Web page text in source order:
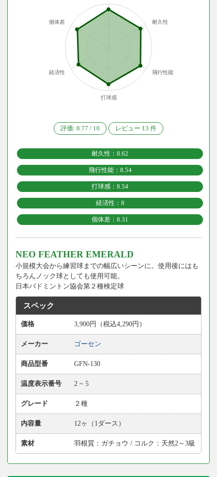
耐久性
飛行性能
打球感
経済性
個体差
評価: 8.77 / 10 レビュー 13 件
耐久性：8.62
飛行性能：8.54
打球感：8.54
経済性：8
個体差：8.31
NEO FEATHER EMERALD
小規模大会から練習球までの幅広いシーンに。使用後にはも
ちろんノック球としても使用可能。
日本バドミントン協会第２種検定球
スペック
価格 3,900円（税込4,290円）
メーカー ゴーセン
商品型番 GFN-130
温度表示番号 2 ~ 5
グレード ２種
内容量 12ヶ（1ダース）
素材 羽根質：ガチョウ / コルク：天然2～3級